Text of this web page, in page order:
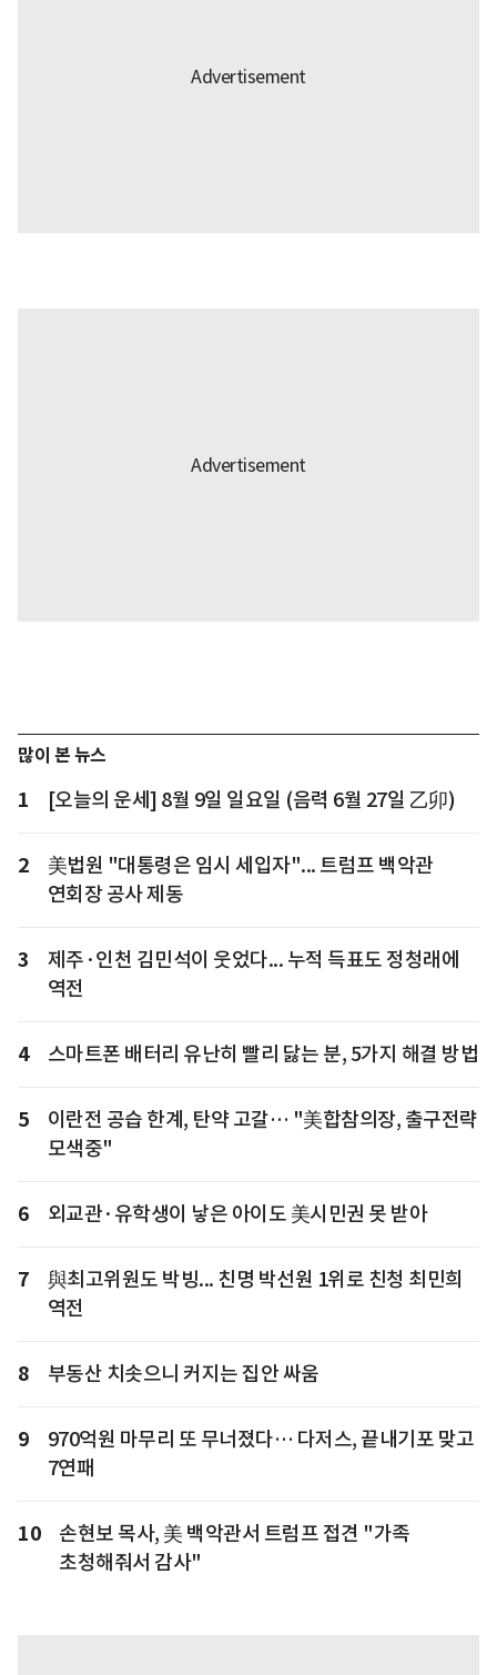
많이 본 뉴스
1 [오늘의 운세] 8월 9일 일요일 (음력 6월 27일 乙卯)
2
美법원 "대통령은 임시 세입자"... 트럼프 백악관
연회장 공사 제동
3
제주·인천 김민석이 웃었다... 누적 득표도 정청래에
역전
4 스마트폰 배터리 유난히 빨리 닳는 분, 5가지 해결 방법
5
이란전 공습 한계, 탄약 고갈… "美합참의장, 출구전략
모색중"
6 외교관·유학생이 낳은 아이도 美시민권 못 받아
7
與최고위원도 박빙... 친명 박선원 1위로 친청 최민희
역전
8 부동산 치솟으니 커지는 집안 싸움
9
970억원 마무리 또 무너졌다… 다저스, 끝내기포 맞고
7연패
10
손현보 목사, 美 백악관서 트럼프 접견 "가족
초청해줘서 감사"